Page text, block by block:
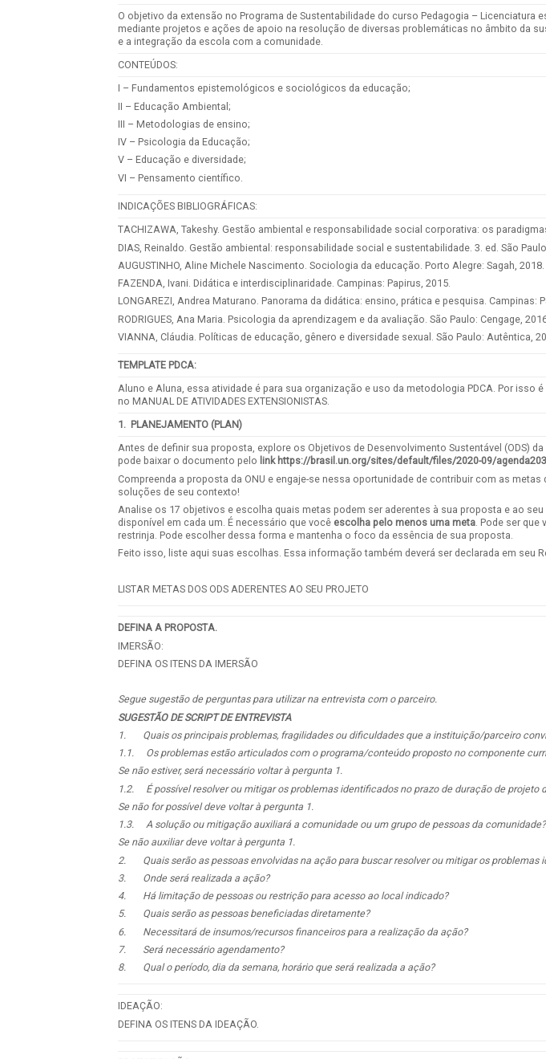
O objetivo da extensão no Programa de Sustentabilidade do curso Pedagogia –
mediante projetos e ações de apoio na resolução de diversas problemáticas no âmbito da
e a integração da escola com a comunidade.
CONTEÚDOS:
I – Fundamentos epistemológicos e sociológicos da educação;
II – Educação Ambiental;
III – Metodologias de ensino;
IV – Psicologia da Educação;
V – Educação e diversidade;
VI – Pensamento científico.
INDICAÇÕES BIBLIOGRÁFICAS:
TACHIZAWA, Takeshy. Gestão ambiental e responsabilidade social corporativa: os
DIAS, Reinaldo. Gestão ambiental: responsabilidade social e sustentabilidade. 3. ed. São
AUGUSTINHO, Aline Michele Nascimento. Sociologia da educação. Porto Alegre: Sagah, 2018.
FAZENDA, Ivani. Didática e interdisciplinaridade. Campinas: Papirus, 2015.
LONGAREZI, Andrea Maturano. Panorama da didática: ensino, prática e pesquisa. Campinas:
RODRIGUES, Ana Maria. Psicologia da aprendizagem e da avaliação. São Paulo: Cengage,
VIANNA, Cláudia. Políticas de educação, gênero e diversidade sexual. São Paulo: Autêntica,
TEMPLATE PDCA:
Aluno e Aluna, essa atividade é para sua organização e uso da metodologia PDCA. Por isso
no MANUAL DE ATIVIDADES EXTENSIONISTAS.
1. PLANEJAMENTO (PLAN)
Antes de definir sua proposta, explore os Objetivos de Desenvolvimento Sustentável (ODS)
pode baixar o documento pelo link https://brasil.un.org/sites/default/files/2020-09/
Compreenda a proposta da ONU e engaje-se nessa oportunidade de contribuir com as
soluções de seu contexto!
Analise os 17 objetivos e escolha quais metas podem ser aderentes à sua proposta e ao
disponível em cada um. É necessário que você escolha pelo menos uma meta . Pode ser
restrinja. Pode escolher dessa forma e mantenha o foco da essência de sua proposta.
Feito isso, liste aqui suas escolhas. Essa informação também deverá ser declarada em seu
LISTAR METAS DOS ODS ADERENTES AO SEU PROJETO
DEFINA A PROPOSTA.
IMERSÃO:
DEFINA OS ITENS DA IMERSÃO
Segue sugestão de perguntas para utilizar na entrevista com o parceiro.
SUGESTÃO DE SCRIPT DE ENTREVISTA
1. Quais os principais problemas, fragilidades ou dificuldades que a instituição/parceiro
1.1. Os problemas estão articulados com o programa/conteúdo proposto no componente
Se não estiver, será necessário voltar à pergunta 1.
1.2. É possível resolver ou mitigar os problemas identificados no prazo de duração de projeto
Se não for possível deve voltar à pergunta 1.
1.3. A solução ou mitigação auxiliará a comunidade ou um grupo de pessoas da comunidade?
Se não auxiliar deve voltar à pergunta 1.
2. Quais serão as pessoas envolvidas na ação para buscar resolver ou mitigar os problemas
3. Onde será realizada a ação?
4. Há limitação de pessoas ou restrição para acesso ao local indicado?
5. Quais serão as pessoas beneficiadas diretamente?
6. Necessitará de insumos/recursos financeiros para a realização da ação?
7. Será necessário agendamento?
8. Qual o período, dia da semana, horário que será realizada a ação?
IDEAÇÃO:
DEFINA OS ITENS DA IDEAÇÃO.